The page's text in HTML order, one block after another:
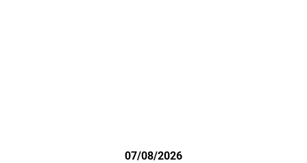
07/08/2026